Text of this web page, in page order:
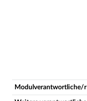
Modulverantwortliche/r